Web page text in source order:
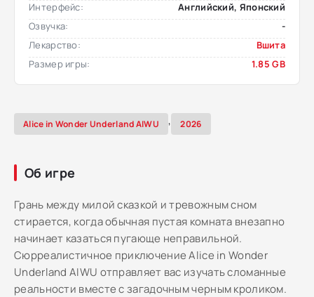
Интерфейс:
Английский, Японский
Озвучка:
-
Лекарство:
Вшита
Размер игры:
1.85 GB
Alice in Wonder Underland AIWU , 2026
Об игре
Грань между милой сказкой и тревожным сном
стирается, когда обычная пустая комната внезапно
начинает казаться пугающе неправильной.
Сюрреалистичное приключение Alice in Wonder
Underland AIWU отправляет вас изучать сломанные
реальности вместе с загадочным черным кроликом.